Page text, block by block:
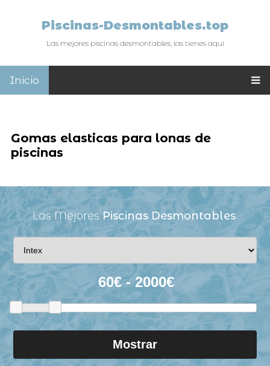
Piscinas-Desmontables.top
Las mejores piscinas desmontables, las tienes aquí
Inicio
Gomas elasticas para lonas de
piscinas
Las Mejores Piscinas Desmontables:
Mostrar